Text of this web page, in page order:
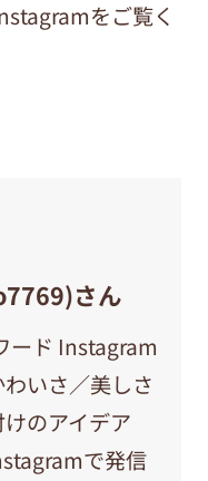
をご覧く
さん
ード Instagram
いさ／美しさ
のアイデア
で発信